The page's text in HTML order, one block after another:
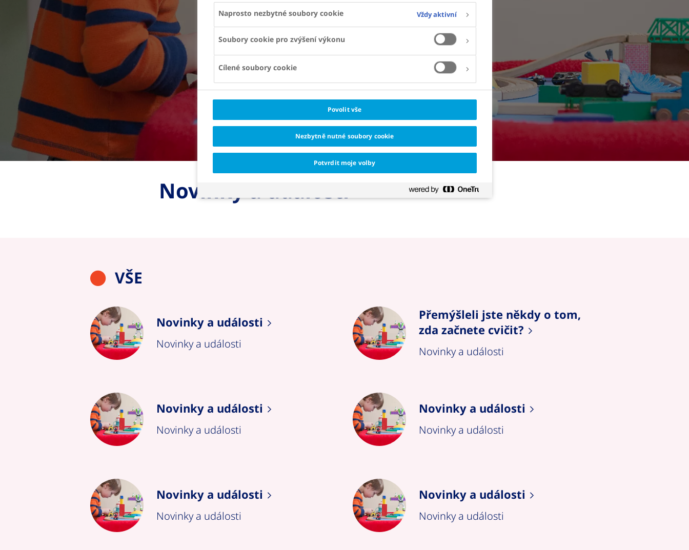
Novinky a události
VŠE
Novinky a události
Novinky a události
Přemýšleli jste někdy o tom,
zda začnete cvičit?
Novinky a události
Novinky a události
Novinky a události
Novinky a události
Novinky a události
Novinky a události
Novinky a události
Novinky a události
Novinky a události
Naprosto nezbytné soubory cookie Vždy aktivní
Soubory cookie pro zvýšení výkonu
Cílené soubory cookie
Povolit vše
Nezbytně nutné soubory cookie
Potvrdit moje volby